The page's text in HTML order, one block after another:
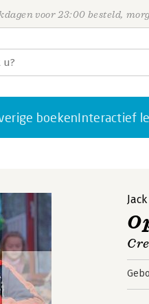
voor 23:00 besteld,
boekenInteractief